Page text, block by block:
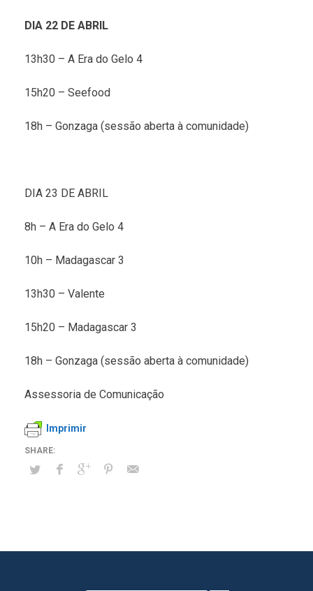
DIA 22 DE ABRIL
13h30 – A Era do Gelo 4
15h20 – Seefood
18h – Gonzaga (sessão aberta à comunidade)
DIA 23 DE ABRIL
8h – A Era do Gelo 4
10h – Madagascar 3
13h30 – Valente
15h20 – Madagascar 3
18h – Gonzaga (sessão aberta à comunidade)
Assessoria de Comunicação
Imprimir